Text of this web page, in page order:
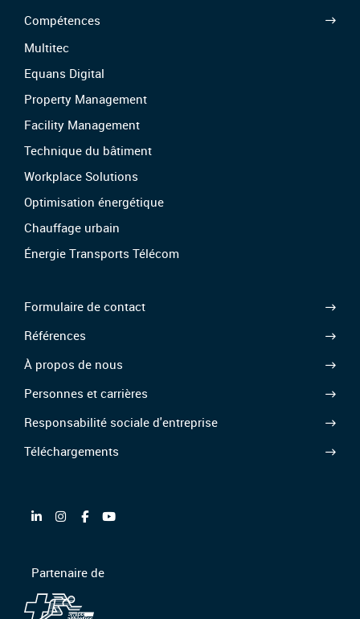
Compétences
Multitec
Equans Digital
Property Management
Facility Management
Technique du bâtiment
Workplace Solutions
Optimisation énergétique
Chauffage urbain
Énergie Transports Télécom
Formulaire de contact
Références
À propos de nous
Personnes et carrières
Responsabilité sociale d'entreprise
Téléchargements
Partenaire de